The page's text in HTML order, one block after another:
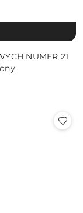
NUMER 21